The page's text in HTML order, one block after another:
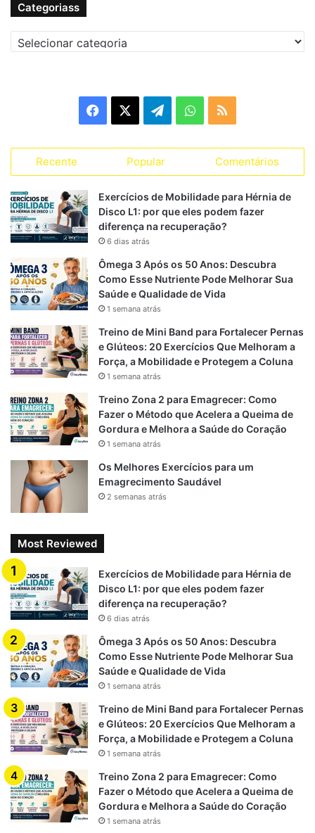
Categoriass
a
e
b
o
k
e
g
a
W
t
s
p
S
Recente Popular Comentários
Exercícios de Mobilidade para Hérnia de
Disco L1: por que eles podem fazer
diferença na recuperação?
6 dias atrás
Ômega 3 Após os 50 Anos: Descubra
Como Esse Nutriente Pode Melhorar Sua
Saúde e Qualidade de Vida
1 semana atrás
Treino de Mini Band para Fortalecer Pernas
e Glúteos: 20 Exercícios Que Melhoram a
Força, a Mobilidade e Protegem a Coluna
1 semana atrás
Treino Zona 2 para Emagrecer: Como
Fazer o Método que Acelera a Queima de
Gordura e Melhora a Saúde do Coração
1 semana atrás
Os Melhores Exercícios para um
Emagrecimento Saudável
2 semanas atrás
Most Reviewed
Exercícios de Mobilidade para Hérnia de
Disco L1: por que eles podem fazer
diferença na recuperação?
6 dias atrás
Ômega 3 Após os 50 Anos: Descubra
Como Esse Nutriente Pode Melhorar Sua
Saúde e Qualidade de Vida
1 semana atrás
Treino de Mini Band para Fortalecer Pernas
e Glúteos: 20 Exercícios Que Melhoram a
Força, a Mobilidade e Protegem a Coluna
1 semana atrás
Treino Zona 2 para Emagrecer: Como
Fazer o Método que Acelera a Queima de
Gordura e Melhora a Saúde do Coração
1 semana atrás